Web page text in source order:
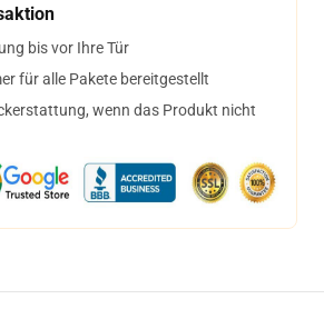
bis vor Ihre Tür
für alle Pakete bereitgestellt
wenn das Produkt nicht